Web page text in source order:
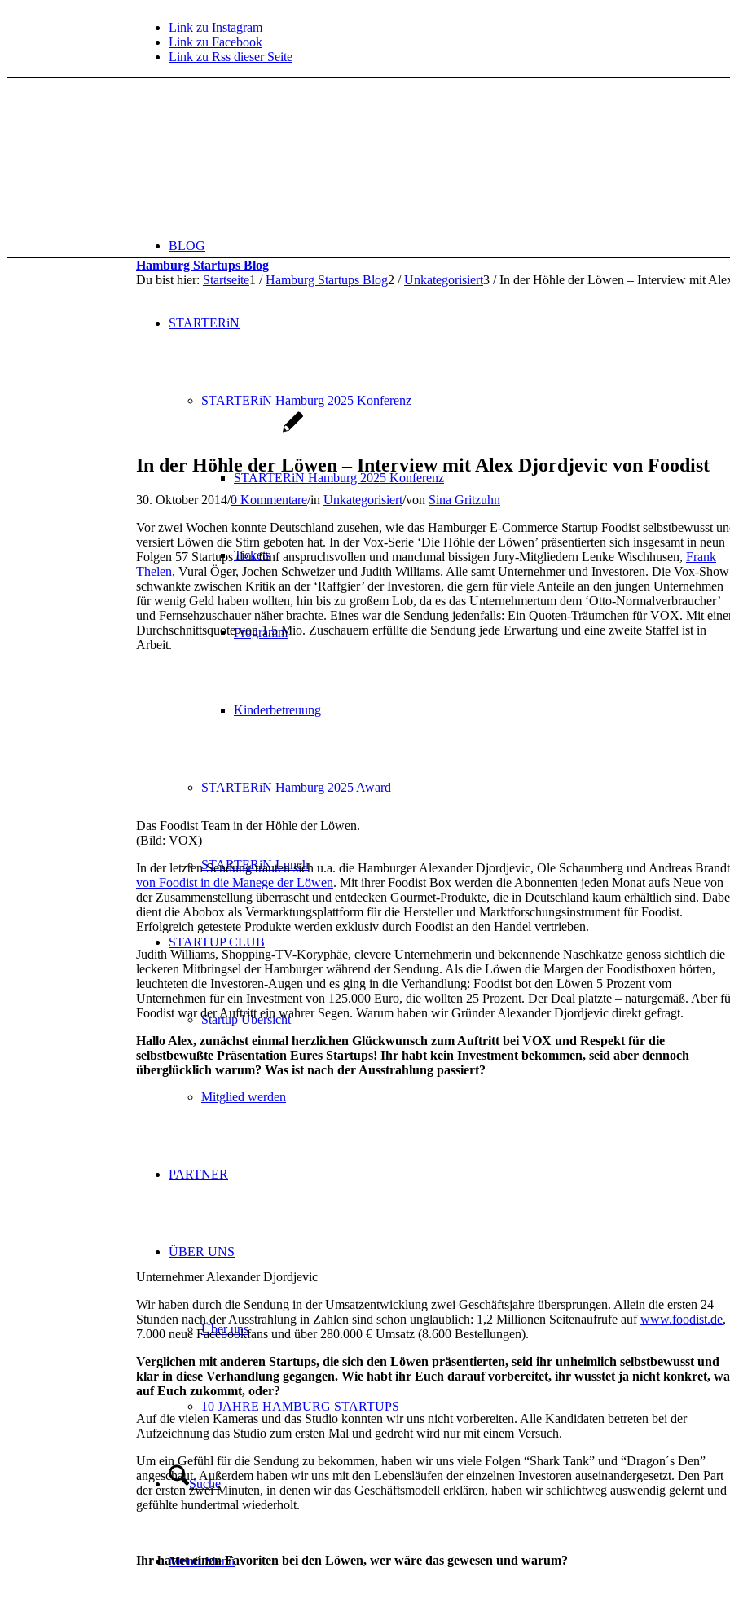
Link zu Instagram
Link zu Facebook
Link zu Rss dieser Seite
BLOG
STARTERiN
STARTERiN Hamburg 2025 Konferenz
STARTERiN Hamburg 2025 Konferenz
Tickets
Programm
Kinderbetreuung
STARTERiN Hamburg 2025 Award
STARTERiN Lunch
STARTUP CLUB
Startup Übersicht
Mitglied werden
PARTNER
ÜBER UNS
Über uns
10 JAHRE HAMBURG STARTUPS
Suche
Menü Menü
Hamburg Startups Blog
Du bist hier: Startseite1 / Hamburg Startups Blog2 / Unkategorisiert3 / In der Höhle der Löwen – Interview mit
In der Höhle der Löwen – Interview mit Alex Djordjevic von Foodist
30. Oktober 2014/0 Kommentare/in Unkategorisiert/von Sina Gritzuhn
Vor zwei Wochen konnte Deutschland zusehen, wie das Hamburger E-Commerce Startup Foodist selbstbewusst
versiert Löwen die Stirn geboten hat. In der Vox-Serie ‘Die Höhle der Löwen’ präsentierten sich insgesamt in neun
Folgen 57 Startups den fünf anspruchsvollen und manchmal bissigen Jury-Mitgliedern Lenke Wischhusen, Frank
Thelen, Vural Öger, Jochen Schweizer und Judith Williams. Alle samt Unternehmer und Investoren. Die Vox-Show
schwankte zwischen Kritik an der ‘Raffgier’ der Investoren, die gern für viele Anteile an den jungen Unternehmen
für wenig Geld haben wollten, hin bis zu großem Lob, da es das Unternehmertum dem ‘Otto-Normalverbraucher’
und Fernsehzuschauer näher brachte. Eines war die Sendung jedenfalls: Ein Quoten-Träumchen für VOX. Mit
Durchschnittsquote von 1,5 Mio. Zuschauern erfüllte die Sendung jede Erwartung und eine zweite Staffel ist in
Arbeit.
Das Foodist Team in der Höhle der Löwen.
(Bild: VOX)
In der letzten Sendung trauten sich u.a. die Hamburger Alexander Djordjevic, Ole Schaumberg und Andreas Brandt
von Foodist in die Manege der Löwen. Mit ihrer Foodist Box werden die Abonnenten jeden Monat aufs Neue von
der Zusammenstellung überrascht und entdecken Gourmet-Produkte, die in Deutschland kaum erhältlich sind.
dient die Abobox als Vermarktungsplattform für die Hersteller und Marktforschungsinstrument für Foodist.
Erfolgreich getestete Produkte werden exklusiv durch Foodist an den Handel vertrieben.
Judith Williams, Shopping-TV-Koryphäe, clevere Unternehmerin und bekennende Naschkatze genoss sichtlich die
leckeren Mitbringsel der Hamburger während der Sendung. Als die Löwen die Margen der Foodistboxen hörten,
leuchteten die Investoren-Augen und es ging in die Verhandlung: Foodist bot den Löwen 5 Prozent vom
Unternehmen für ein Investment von 125.000 Euro, die wollten 25 Prozent. Der Deal platzte – naturgemäß. Aber
Foodist war der Auftritt ein wahrer Segen. Warum haben wir Gründer Alexander Djordjevic direkt gefragt.
Hallo Alex, zunächst einmal herzlichen Glückwunsch zum Auftritt bei VOX und Respekt für die
selbstbewußte Präsentation Eures Startups! Ihr habt kein Investment bekommen, seid aber dennoch
überglücklich warum? Was ist nach der Ausstrahlung passiert?
Unternehmer Alexander Djordjevic
Wir haben durch die Sendung in der Umsatzentwicklung zwei Geschäftsjahre übersprungen. Allein die ersten 24
Stunden nach der Ausstrahlung in Zahlen sind schon unglaublich: 1,2 Millionen Seitenaufrufe aufwww.foodist.de,
7.000 neue Facebookfans und über 280.000 € Umsatz (8.600 Bestellungen).
Verglichen mit anderen Startups, die sich den Löwen präsentierten, seid ihr unheimlich selbstbewusst und
klar in diese Verhandlung gegangen. Wie habt ihr Euch darauf vorbereitet, ihr wusstet ja nicht konkret,
auf Euch zukommt, oder?
Auf die vielen Kameras und das Studio konnten wir uns nicht vorbereiten. Alle Kandidaten betreten bei der
Aufzeichnung das Studio zum ersten Mal und gedreht wird nur mit einem Versuch.
Um ein Gefühl für die Sendung zu bekommen, haben wir uns viele Folgen “Shark Tank” und “Dragon´s Den”
angeschaut. Außerdem haben wir uns mit den Lebensläufen der einzelnen Investoren auseinandergesetzt. Den Part
der ersten zwei Minuten, in denen wir das Geschäftsmodell erklären, haben wir schlichtweg auswendig gelernt und
gefühlte hundertmal wiederholt.
Ihr hattet einen Favoriten bei den Löwen, wer wäre das gewesen und warum?